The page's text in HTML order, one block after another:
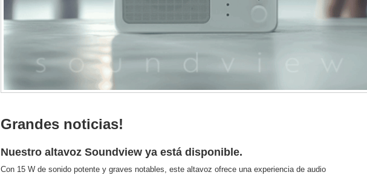
Grandes noticias!
Nuestro altavoz Soundview ya está disponible.
Con 15 W de sonido potente y graves notables, este altavoz ofrece una experiencia de audio